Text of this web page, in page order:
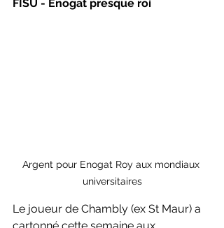
FISU - Enogat presque roi
Argent pour Enogat Roy aux mondiaux
universitaires
Le joueur de Chambly (ex St Maur) a